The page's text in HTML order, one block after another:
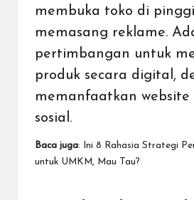
membuka toko di
memasang reklame.
pertimbangan untuk
produk secara digital,
memanfaatkan website
sosial.
Baca juga:
Ini 8 Rahasia Strategi
untuk UMKM, Mau Tau?